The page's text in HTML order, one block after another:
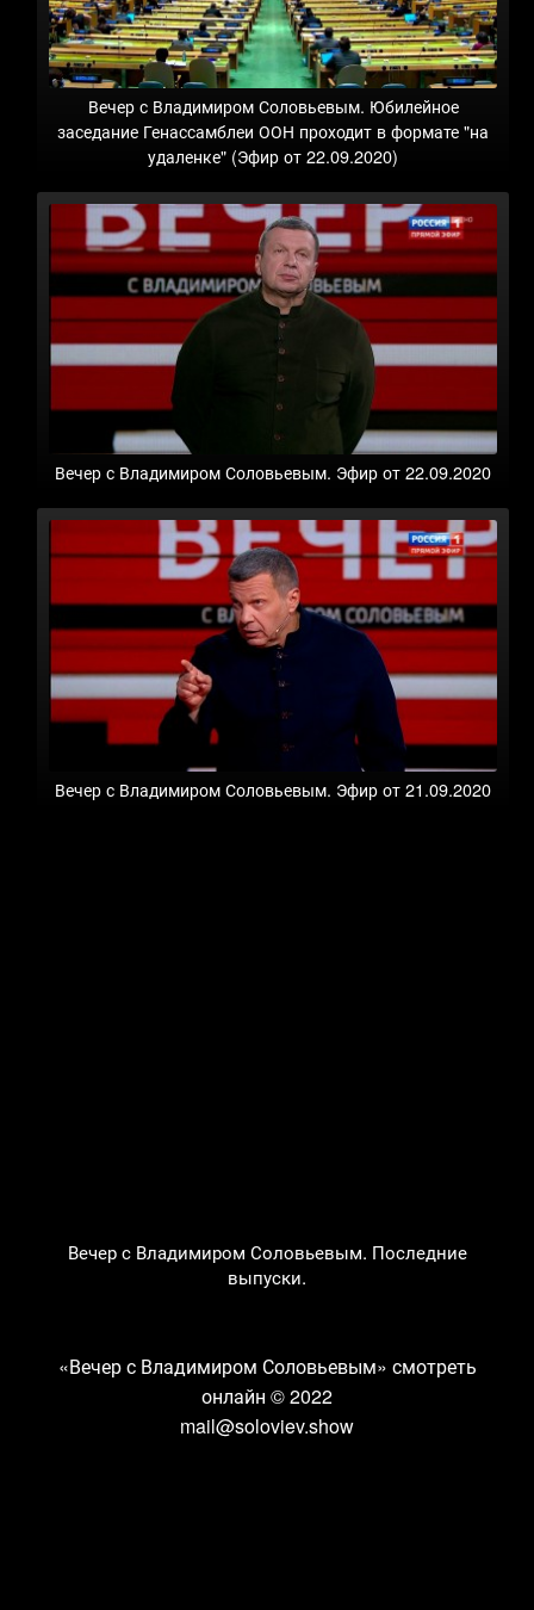
Вечер с Владимиром Соловьевым. Юбилейное
заседание Генассамблеи ООН проходит в формате "на
удаленке" (Эфир от 22.09.2020)
Вечер с Владимиром Соловьевым. Эфир от 22.09.2020
Вечер с Владимиром Соловьевым. Эфир от 21.09.2020
Вечер с Владимиром Соловьевым. Последние
выпуски.
«Вечер с Владимиром Соловьевым» смотреть
онлайн © 2022
mail@soloviev.show